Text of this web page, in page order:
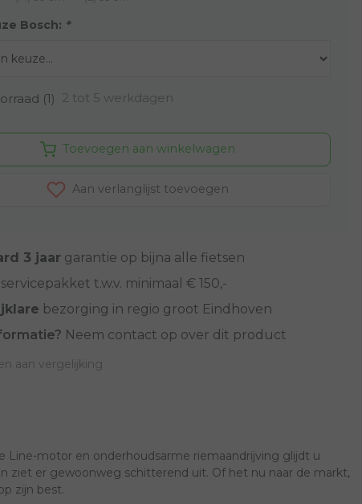
Bosch: *
(1) 2 tot 5 werkdagen
Toevoegen aan winkelwagen
Aan verlanglijst toevoegen
3 jaar garantie op bijna alle fietsen
servicepakket t.w.v. minimaal € 150,-
bezorging in regio groot Eindhoven
Neem contact op over dit product
aan vergelijking
Line-motor en onderhoudsarme riemaandrijving glijdt u
ziet er gewoonweg schitterend uit. Of het nu naar de markt,
zijn best.